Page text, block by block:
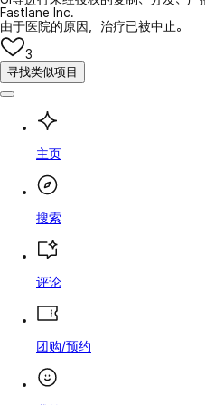
Fastlane Inc.
由于医院的原因，治疗已被中止。
3
寻找类似项目
主页
搜索
评论
团购/预约